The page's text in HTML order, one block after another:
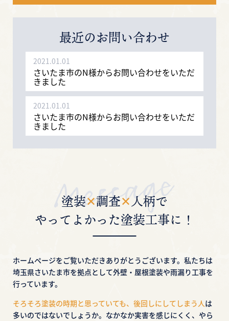
最近のお問い合わせ
2021.01.01
さいたま市のN様からお問い合わせをいただ
きました
2021.01.01
さいたま市のN様からお問い合わせをいただ
きました
2021.01.01
2021.01.01
さいたま市のN様からお問い合わせをいただ
きました
きました
塗装✕調査✕人柄で
やってよかった塗装工事に！
ホームページをご覧いただきありがとうございます。 私たちは
埼玉県さいたま市を拠点として外壁・屋根塗装や雨漏り工事を
行っています。
そろそろ塗装の時期と思っていても、後回しにしてしまう人は
多いのではないでしょうか。 なかなか実害を感じにくく、やら